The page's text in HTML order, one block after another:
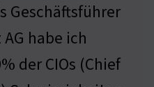
Geschäftsführer
habe ich
der CIOs (Chief